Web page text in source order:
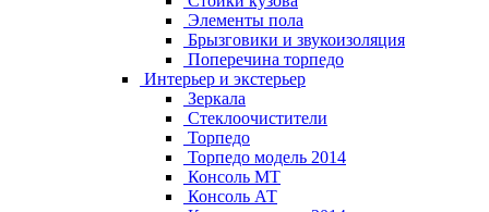
Элементы пола
Брызговики и звукоизоляция
Поперечина торпедо
Интерьер и экстерьер
Зеркала
Стеклоочистители
Торпедо
Торпедо модель 2014
Консоль МТ
Консоль АТ